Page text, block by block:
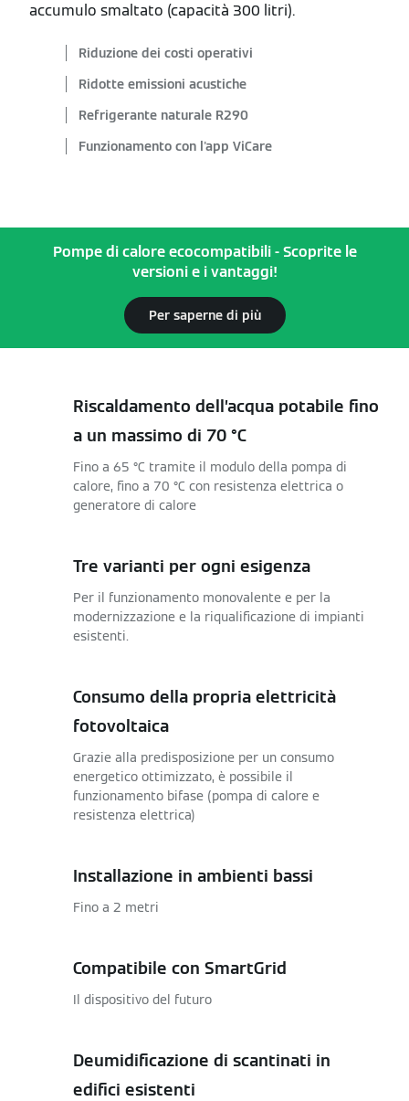
accumulo smaltato (capacità 300 litri).
Riduzione dei costi operativi
Ridotte emissioni acustiche
Refrigerante naturale R290
Funzionamento con l'app ViCare
Pompe di calore ecocompatibili - Scoprite le
versioni e i vantaggi!
Per saperne di più
Riscaldamento dell’acqua potabile fino
a un massimo di 70 °C
Fino a 65 °C tramite il modulo della pompa di
calore, fino a 70 °C con resistenza elettrica o
generatore di calore
Tre varianti per ogni esigenza
Per il funzionamento monovalente e per la
modernizzazione e la riqualificazione di impianti
esistenti.
Consumo della propria elettricità
fotovoltaica
Grazie alla predisposizione per un consumo
energetico ottimizzato, è possibile il
funzionamento bifase (pompa di calore e
resistenza elettrica)
Installazione in ambienti bassi
Fino a 2 metri
Compatibile con SmartGrid
Il dispositivo del futuro
Deumidificazione di scantinati in
edifici esistenti